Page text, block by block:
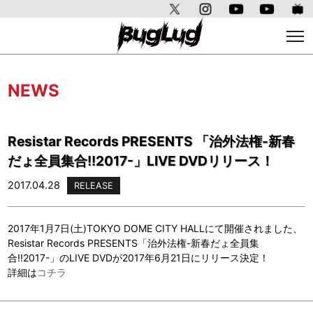
NEWS
Resistar Records PRESENTS 「治外法権-新春
だょ全員集合!!2017-」LIVE DVDリリース！
2017.04.28 RELEASE
2017年1月7日(土)TOKYO DOME CITY HALLにて開催されました、
Resistar Records PRESENTS「治外法権-新春だょ全員集
合!!2017-」のLIVE DVDが2017年6月21日にリリース決定！
詳細はコチラ